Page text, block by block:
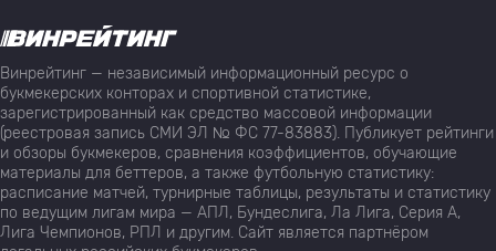
Винрейтинг — независимый информационный ресурс о
букмекерских конторах и спортивной статистике,
зарегистрированный как средство массовой информации
(реестровая запись СМИ ЭЛ № ФС 77-83883). Публикует рейтинги
и обзоры букмекеров, сравнения коэффициентов, обучающие
материалы для беттеров, а также футбольную статистику:
расписание матчей, турнирные таблицы, результаты и статистику
по ведущим лигам мира — АПЛ, Бундеслига, Ла Лига, Серия А,
Лига Чемпионов, РПЛ и другим. Сайт является партнёром